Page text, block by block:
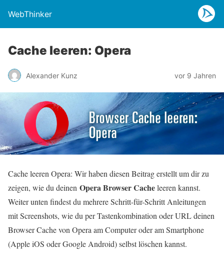
WebThinker
Cache leeren: Opera
Alexander Kunz vor 9 Jahren
Cache leeren Opera: Wir haben diesen Beitrag erstellt um dir zu
zeigen, wie du deinen Opera Browser Cacheleeren kannst.
Weiter unten findest du mehrere Schritt-für-Schritt Anleitungen
mit Screenshots, wie du per Tastenkombination oder URL deinen
Browser Cache von Opera am Computer oder am Smartphone
(Apple iOS oder Google Android) selbst löschen kannst.